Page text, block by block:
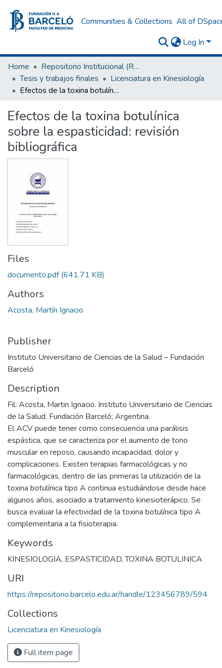
Communities & Collections All of
Log In
Home
Repositorio Institucional (RI) del Instituto Universitario de Ciencias de la Salud Fundación H. A. Barceló
Tesis y trabajos finales
Licenciatura en Kinesiología
Efectos de la toxina botulínica sobre la espasticidad: revisión bibliográfica
Efectos de la toxina botulínica
sobre la espasticidad: revisión
bibliográfica
Files
documento.pdf(641.71 KB)
Authors
Acosta, Martín Ignacio
Publisher
Instituto Universitario de Ciencias de la Salud – Fundación
Barceló
Description
Fil: Acosta, Martin Ignacio. Instituto Universitario de Ciencias
de la Salud. Fundación Barceló; Argentina.
El ACV puede tener como consecuencia una parálisis
espástica, que se caracteriza por el aumento de tono
muscular en reposo, causando incapacidad, dolor y
complicaciones. Existen terapias farmacológicas y no
farmacológicas, dentro de las primeras la utilización de la
toxina botulínica tipo A continua estudiándose desde hace
algunos años, asociado a tratamiento kinesioterápico. Se
busca evaluar la efectividad de la toxina botulínica tipo A
complementaria a la fisioterapia.
Keywords
KINESIOLOGIA, ESPASTICIDAD,TOXINA BOTULINICA
URI
https://repositorio.barcelo.edu.ar/handle/123456789/594
Collections
Licenciatura en Kinesiología
Full item page